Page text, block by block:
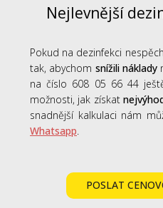
Nejlevnější
Pokud na dezinfekci
tak, abychom snížili náklady
na číslo 608 05 66 44
možnosti, jak získat
snadnější kalkulaci nám
Whatsapp.
POSLAT